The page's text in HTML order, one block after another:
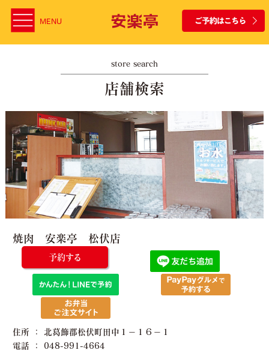
MENU
store search
店舗検索
焼肉 安楽亭 松伏店
予約する
住所 ： 北葛飾郡松伏町田中１−１６−１
電話 ： 048-991-4664